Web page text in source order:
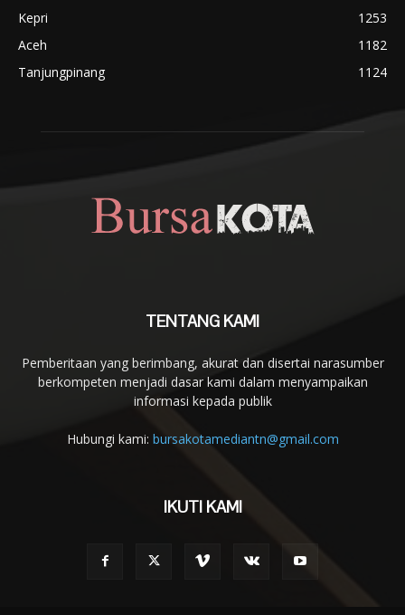
Kepri
1253
Aceh
1182
Tanjungpinang
1124
TENTANG KAMI
Pemberitaan yang berimbang, akurat dan disertai narasumber
berkompeten menjadi dasar kami dalam menyampaikan
informasi kepada publik
Hubungi kami: bursakotamediantn@gmail.com
IKUTI KAMI